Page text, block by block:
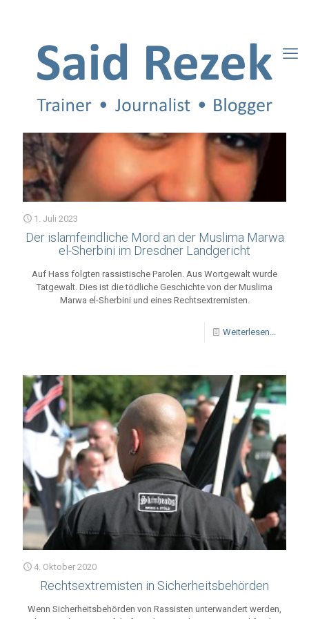
1. Juli 2023
Der islamfeindliche Mord an der Muslima Marwa
el-Sherbini im Dresdner Landgericht
Auf Hass folgten rassistische Parolen. Aus Wortgewalt wurde
Tatgewalt. Dies ist die tödliche Geschichte von der Muslima
Marwa el-Sherbini und eines Rechtsextremisten.
Weiterlesen...
4. Oktober 2020
Rechtsextremisten in Sicherheitsbehörden
Wenn Sicherheitsbehörden von Rassisten unterwandert werden,